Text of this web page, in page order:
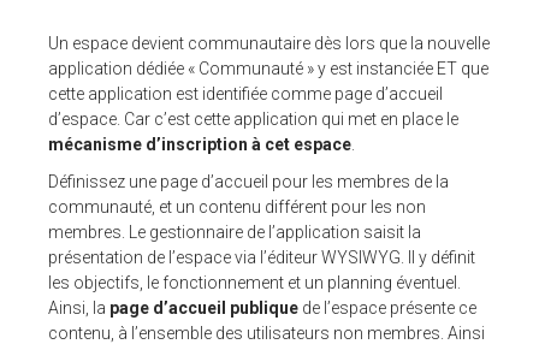
Un espace devient communautaire dès lors que la nouvelle
application dédiée « Communauté » y est instanciée ET que
cette application est identifiée comme page d’accueil
d’espace. Car c’est cette application qui met en place le
mécanisme d’inscription à cet espace
Définissez une page d’accueil pour les membres de la
communauté, et un contenu différent pour les non
membres. Le gestionnaire de l’application saisit la
présentation de l’espace via l’éditeur WYSIWYG. Il y définit
les objectifs, le fonctionnement et un planning éventuel.
Ainsi, la page d’accueil publique de l’espace présente ce
contenu, à l’ensemble des utilisateurs non membres. Ainsi